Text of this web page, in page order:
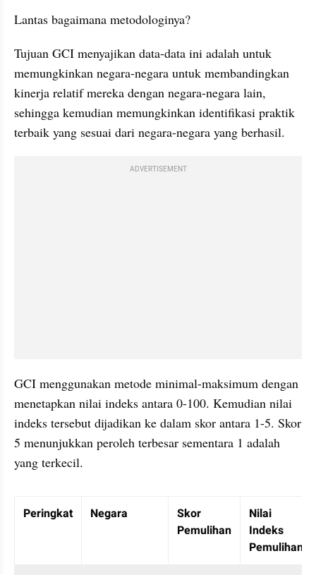
Lantas bagaimana metodologinya?
Tujuan GCI menyajikan data-data ini adalah untuk
memungkinkan negara-negara untuk membandingkan
kinerja relatif mereka dengan negara-negara lain,
sehingga kemudian memungkinkan identifikasi praktik
terbaik yang sesuai dari negara-negara yang berhasil.
ADVERTISEMENT
GCI menggunakan metode minimal-maksimum dengan
menetapkan nilai indeks antara 0-100. Kemudian nilai
indeks tersebut dijadikan ke dalam skor antara 1-5. Skor
5 menunjukkan peroleh terbesar sementara 1 adalah
yang terkecil.
Peringkat Negara
Skor
Pemulihan
Nilai
Indeks
Pemulihan